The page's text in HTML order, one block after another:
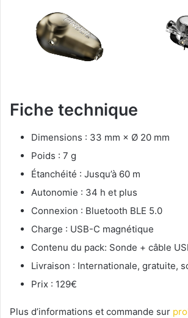
Fiche technique
Dimensions : 33 mm × Ø 20 mm
Poids : 7 g
Étanchéité : Jusqu’à 60 m
Autonomie : 34 h et plus
Connexion : Bluetooth BLE 5.0
Charge : USB-C magnétique
Contenu du pack: Sonde + câble
Livraison : Internationale, gratuite,
Prix : 129€
Plus d’informations et commande sur